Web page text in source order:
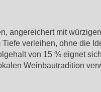
angereichert mit
verleihen, ohne die
von 15 % eignet
Weinbautradition